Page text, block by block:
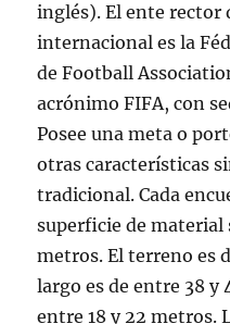
inglés). El ente rector
internacional es la
de Football
acrónimo FIFA, con
Posee una meta o
otras características
tradicional. Cada
superficie de material
metros. El terreno es
largo es de entre 38 y
entre 18 y 22 metros.